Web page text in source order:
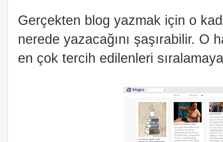
Gerçekten blog yazmak için o
nerede yazacağını şaşırabilir.
en çok tercih edilenleri